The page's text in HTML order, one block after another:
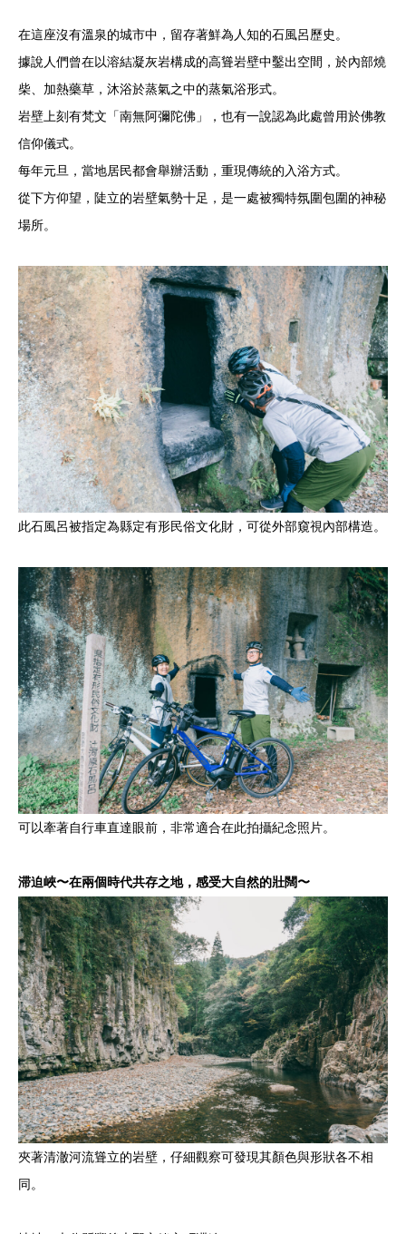
在這座沒有溫泉的城市中，留存著鮮為人知的石風呂歷史。
據說人們曾在以溶結凝灰岩構成的高聳岩壁中鑿出空間，於內部燒
柴、加熱藥草，沐浴於蒸氣之中的蒸氣浴形式。
岩壁上刻有梵文「南無阿彌陀佛」，也有一說認為此處曾用於佛教
信仰儀式。
每年元旦，當地居民都會舉辦活動，重現傳統的入浴方式。
從下方仰望，陡立的岩壁氣勢十足，是一處被獨特氛圍包圍的神秘
場所。
此石風呂被指定為縣定有形民俗文化財，可從外部窺視內部構造。
可以牽著自行車直達眼前，非常適合在此拍攝紀念照片。
滞迫峽〜在兩個時代共存之地，感受大自然的壯闊〜
夾著清澈河流聳立的岩壁，仔細觀察可發現其顏色與形狀各不相
同。